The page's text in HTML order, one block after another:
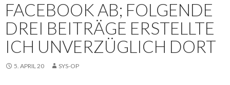
FACEBOOK AB; FOLGENDE
DREI BEITRÄGE ERSTELLTE
ICH UNVERZÜGLICH DORT
5. APRIL 20 SYS-OP